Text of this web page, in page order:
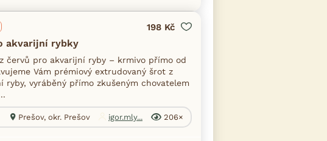
akvarijní rybky
198 Kč
červů pro akvarijní ryby – krmivo přímo od
Vám prémiový extrudovaný šrot z
ryby, vyráběný přímo zkušeným chovatelem
Prešov, okr. Prešov igor.mly... 206×